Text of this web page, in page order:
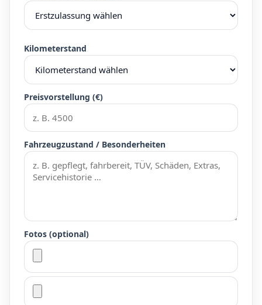
Kilometerstand
Preisvorstellung (€)
Fahrzeugzustand / Besonderheiten
Fotos (optional)